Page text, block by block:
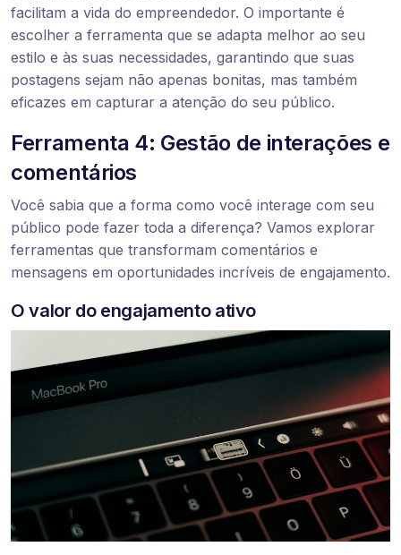
facilitam a vida do empreendedor. O importante é
escolher a ferramenta que se adapta melhor ao seu
estilo e às suas necessidades, garantindo que suas
postagens sejam não apenas bonitas, mas também
eficazes em capturar a atenção do seu público.
Ferramenta 4: Gestão de interações e
comentários
Você sabia que a forma como você interage com seu
público pode fazer toda a diferença? Vamos explorar
ferramentas que transformam comentários e
mensagens em oportunidades incríveis de engajamento.
O valor do engajamento ativo